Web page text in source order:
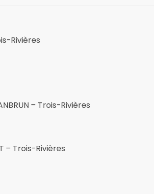
Rivières
– Trois-Rivières
– Trois-Rivières